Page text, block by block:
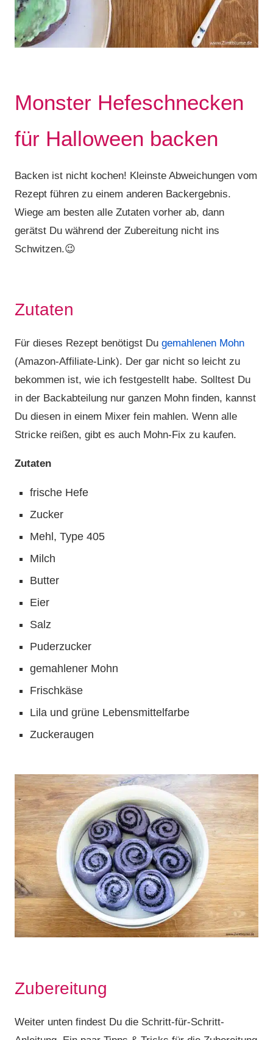
Monster Hefeschnecken
für Halloween backen
Backen ist nicht kochen! Kleinste Abweichungen vom
Rezept führen zu einem anderen Backergebnis.
Wiege am besten alle Zutaten vorher ab, dann
gerätst Du während der Zubereitung nicht ins
Schwitzen.😉
Zutaten
Für dieses Rezept benötigst Du gemahlenen Mohn
(Amazon-Affiliate-Link). Der gar nicht so leicht zu
bekommen ist, wie ich festgestellt habe. Solltest Du
in der Backabteilung nur ganzen Mohn finden, kannst
Du diesen in einem Mixer fein mahlen. Wenn alle
Stricke reißen, gibt es auch Mohn-Fix zu kaufen.
Zutaten
frische Hefe
Zucker
Mehl, Type 405
Milch
Butter
Eier
Salz
Puderzucker
gemahlener Mohn
Frischkäse
Lila und grüne Lebensmittelfarbe
Zuckeraugen
Zubereitung
Weiter unten findest Du die Schritt-für-Schritt-